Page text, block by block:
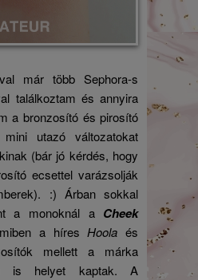
már több Sephora-s
találkoztam és annyira
a bronzosító és pirosító
utazó változatokat
(bár jó kérdés, hogy
ecsettel varázsolják
:) Árban sokkal
a monoknál a Cheek
a híresHoola és
mellett a márka
is helyet kaptak. A